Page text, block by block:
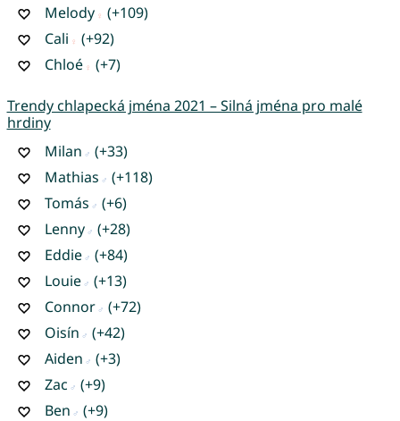
Melody
(+109)
Cali
(+92)
Chloé
(+7)
Trendy chlapecká jména 2021 – Silná jména pro malé
hrdiny
Milan
(+33)
Mathias
(+118)
Tomás
(+6)
Lenny
(+28)
Eddie
(+84)
Louie
(+13)
Connor
(+72)
Oisín
(+42)
Aiden
(+3)
Zac
(+9)
Ben
(+9)